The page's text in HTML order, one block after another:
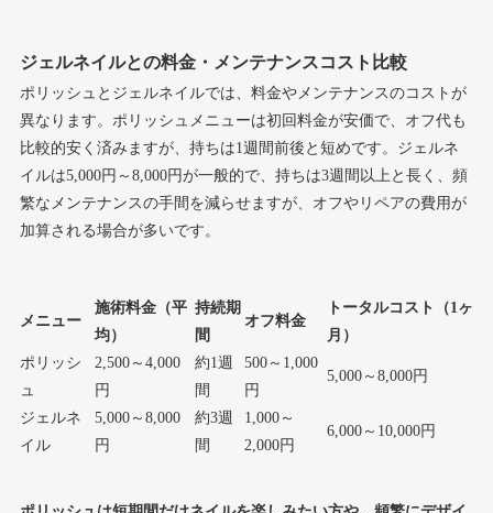
ジェルネイルとの料金・メンテナンスコスト比較
ポリッシュとジェルネイルでは、料金やメンテナンスのコストが
異なります。ポリッシュメニューは初回料金が安価で、オフ代も
比較的安く済みますが、持ちは1週間前後と短めです。ジェルネ
イルは5,000円～8,000円が一般的で、持ちは3週間以上と長く、頻
繁なメンテナンスの手間を減らせますが、オフやリペアの費用が
加算される場合が多いです。
メニュー
施術料金（平
均）
持続期
間
オフ料金
トータルコスト（1ヶ
月）
ポリッシ
ュ
2,500～4,000
円
約1週
間
500～1,000
円
5,000～8,000円
ジェルネ
イル
5,000～8,000
円
約3週
間
1,000～
2,000円
6,000～10,000円